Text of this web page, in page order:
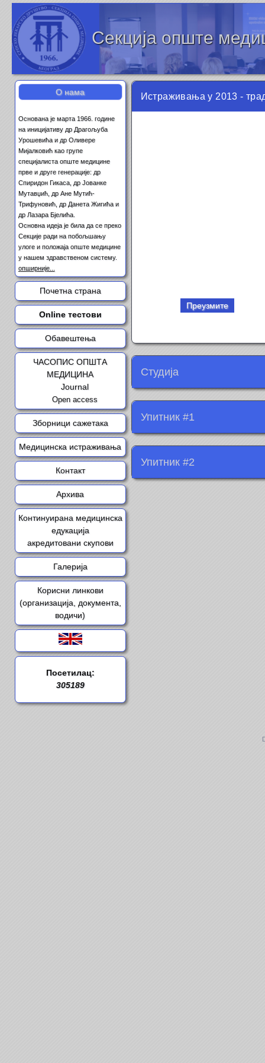
Секција опште
О нама
Основана је марта 1966. године
на иницијативу др Драгољуба
Урошевића и др Оливере
Мијалковић као групе
специјалиста опште медицине
прве и друге генерације: др
Спиридон Гикаса, др Јованке
Мутавџић, др Ане Мутић-
Трифуновић, др Данета Жигића и
др Лазара Бјелића.
Основна идеја је била да се преко
Секције ради на побољшању
улоге и положаја опште медицине
у нашем здравственом систему.
опширније...
Почетна страна
Online тестови
Обавештења
ЧАСОПИС ОПШТА
МЕДИЦИНА
Journal
Open access
Зборници сажетака
Медицинска истраживања
Контакт
Архива
Континуирана медицинска
едукација
акредитовани скупови
Галерија
Корисни линкови
(организација, документа,
водичи)
Посетилац:
305189
Истраживања у 2013 -
Преузмите
Студија
Упитник #1
Упитник #2